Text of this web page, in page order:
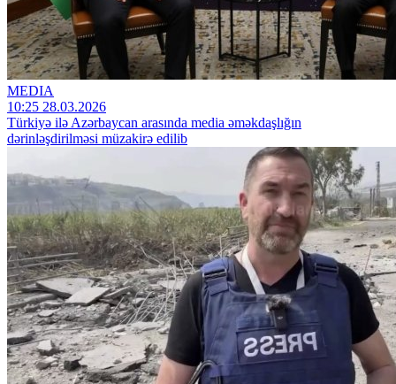
MEDIA
10:25 28.03.2026
Türkiyə ilə Azərbaycan arasında media əməkdaşlığın
dərinləşdirilməsi müzakirə edilib